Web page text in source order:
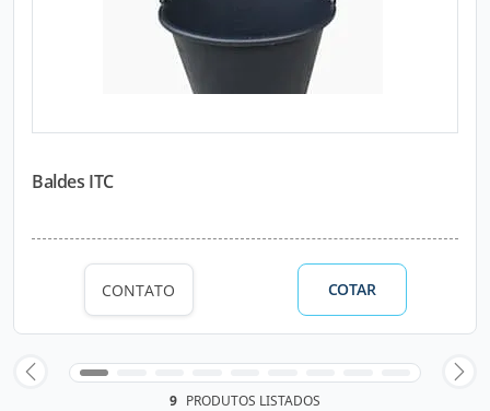
Baldes ITC
CONTATO COTAR
9 PRODUTOS LISTADOS